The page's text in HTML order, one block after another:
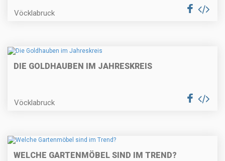
Vöcklabruck
DIE GOLDHAUBEN IM JAHRESKREIS
Vöcklabruck
WELCHE GARTENMÖBEL SIND IM TREND?